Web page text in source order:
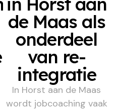
de Maas als
onderdeel
van re-
integratie
In Horst aan de Maas
wordt jobcoaching vaak